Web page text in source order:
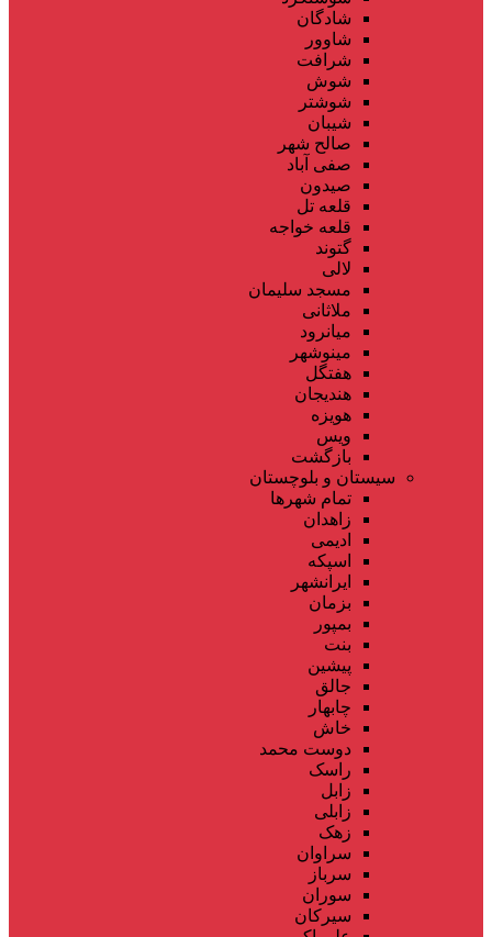
شادگان
شاوور
شرافت
شوش
شوشتر
شیبان
صالح شهر
صفی آباد
صیدون
قلعه تل
قلعه خواجه
گتوند
لالی
مسجد سلیمان
ملاثانی
میانرود
مینوشهر
هفتگل
هندیجان
هویزه
ویس
بازگشت
سیستان و بلوچستان
تمام شهر‌ها
زاهدان
ادیمی
اسپکه
ایرانشهر
بزمان
بمپور
بنت
پیشین
جالق
چابهار
خاش
دوست محمد
راسک
زابل
زابلی
زهک
سراوان
سرباز
سوران
سیرکان